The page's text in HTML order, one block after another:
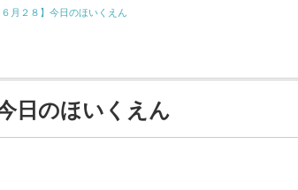
６月２８】今日のほいくえん
日のほいくえん